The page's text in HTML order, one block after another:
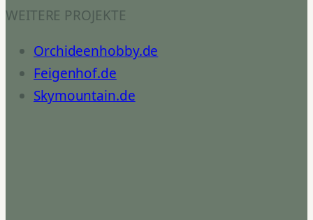
WEITERE PROJEKTE
Orchideenhobby.de
Feigenhof.de
Skymountain.de